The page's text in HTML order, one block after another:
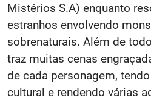
Mistérios S.A) enquanto
estranhos envolvendo
sobrenaturais. Além de
traz muitas cenas
de cada personagem,
cultural e rendendo várias